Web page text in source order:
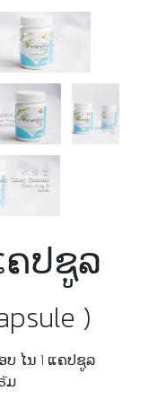
ຄປຊູລ
)
ໄນ 1 ແຄປຊູລ
ມ